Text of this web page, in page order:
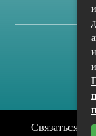
Связаться с